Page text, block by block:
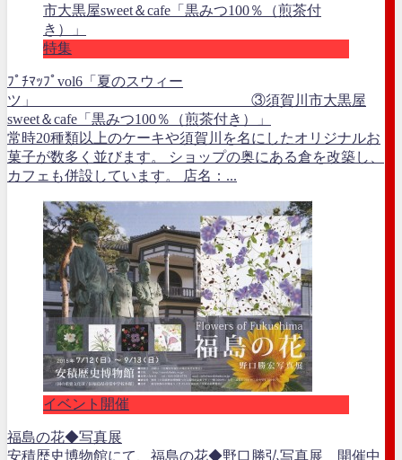
特集
ﾌﾟﾁﾏｯﾌﾟvol6「夏のスウィー
ツ」 ③須賀川市大黒屋
sweet＆cafe「黒みつ100％（煎茶付き）」
常時20種類以上のケーキや須賀川を名にしたオリジナルお
菓子が数多く並びます。 ショップの奥にある倉を改築し、
カフェも併設しています。 店名：...
イベント開催
福島の花◆写真展
安積歴史博物館にて、福島の花◆野口勝弘写真展 開催中